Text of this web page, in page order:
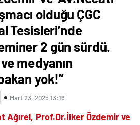
olduğu ÇGC
Tesisleri’nde
2 gün sürdü.
medyanın
yok!”
Mart 23, 2025 13:16
Ağırel, Prof.Dr.İlker Özdemir ve